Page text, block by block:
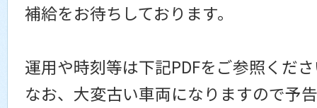
補給をお待ちしております。
運用や時刻等は下記PDFをご参照くだ
なお、大変古い車両になりますので予